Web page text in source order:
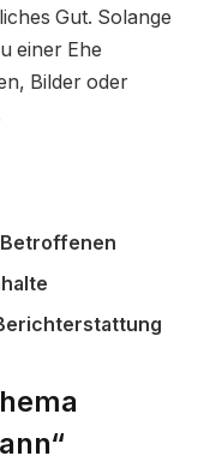
Gut. Solange
einer Ehe
Bilder oder